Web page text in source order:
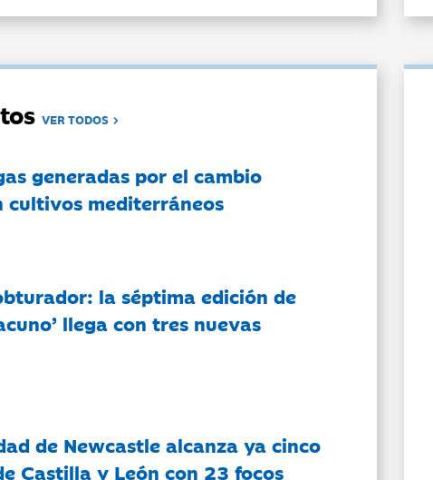
VER TODOS
generadas por el cambio
cultivos mediterráneos
la séptima edición de
llega con tres nuevas
de Newcastle alcanza ya cinco
Castilla y León con 23 focos